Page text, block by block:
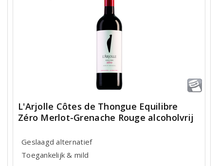
L'Arjolle Côtes de Thongue Equilibre
Zéro Merlot-Grenache Rouge alcoholvrij
Geslaagd alternatief
Toegankelijk & mild